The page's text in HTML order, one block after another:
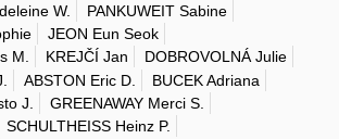
W.
PANKUWEIT Sabine
JEON Eun Seok
M.
KREJČÍ Jan
DOBROVOLNÁ Julie
ABSTON Eric D.
BUCEK Adriana
J.
GREENAWAY Merci S.
SCHULTHEISS Heinz P.